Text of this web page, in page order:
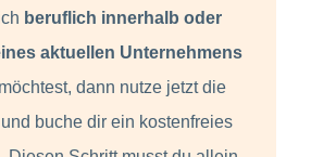
beruflich innerhalb oder
aktuellen Unternehmens
möchtest, dann nutze jetzt die
buche dir ein kostenfreies